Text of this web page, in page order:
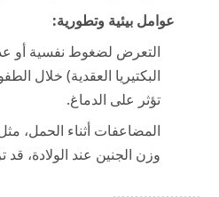
عوامل بيئية وتطورية:
التعرض لضغوط نفسية أو
البكتيريا العقدية) خلال
تؤثر على الدماغ.
المضاعفات أثناء الحمل،
وزن الجنين عند الولادة،